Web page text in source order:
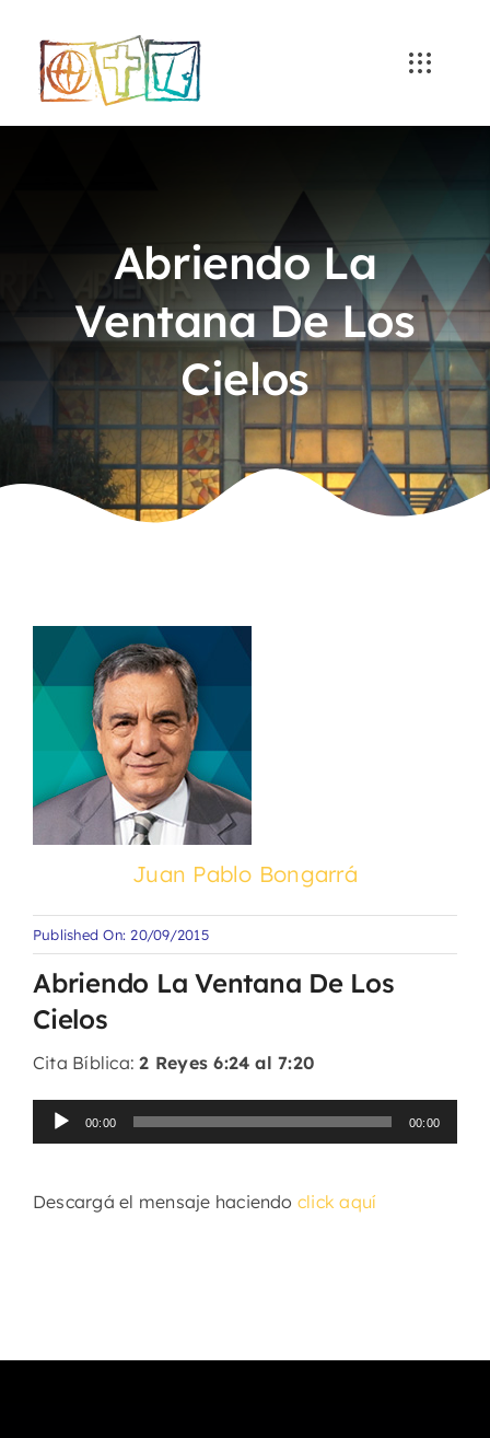
content
Abriendo La
Ventana De Los
Cielos
Juan Pablo Bongarrá
Published On: 20/09/2015
Abriendo La Ventana De Los
Cielos
Cita Bíblica:2 Reyes 6:24 al 7:20
Reproductor
de
00:00 00:00
Descargá el mensaje haciendo click aquí